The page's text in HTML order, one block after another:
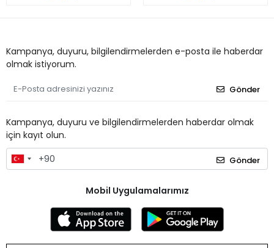
Kampanya, duyuru, bilgilendirmelerden e-posta ile haberdar
olmak istiyorum.
Gönder
Kampanya, duyuru ve bilgilendirmelerden haberdar olmak
için kayıt olun.
Gönder
Mobil Uygulamalarımız